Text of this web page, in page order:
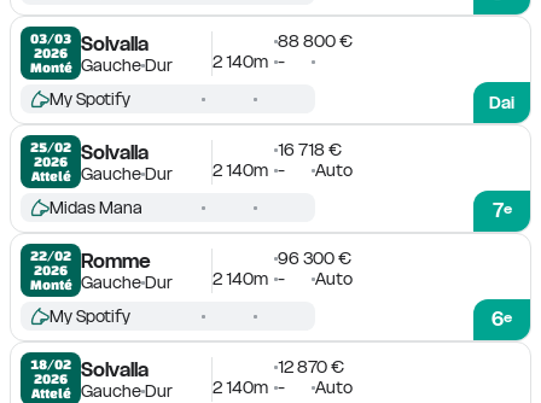
03/03
2026
Monté
Solvalla
GaucheDur
88 800 €
2 140m -
Dai
My Spotify
25/02
2026
Attelé
Solvalla
GaucheDur
16 718 €
2 140m - Auto
7e
Midas Mana
22/02
2026
Monté
Romme
GaucheDur
96 300 €
2 140m - Auto
6e
My Spotify
18/02
2026
Attelé
Solvalla
GaucheDur
12 870 €
2 140m - Auto